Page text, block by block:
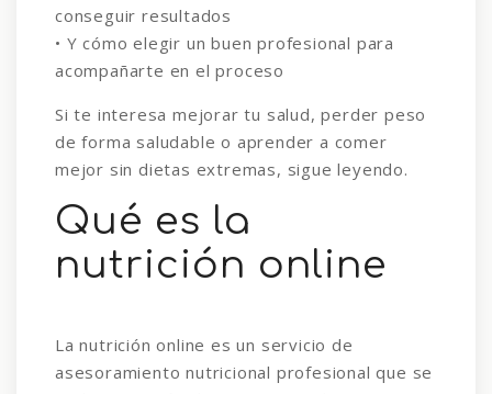
conseguir resultados
• Y cómo elegir un buen profesional para
acompañarte en el proceso
Si te interesa mejorar tu salud, perder peso
de forma saludable o aprender a comer
mejor sin dietas extremas, sigue leyendo.
Qué es la
nutrición online
La nutrición online es un servicio de
asesoramiento nutricional profesional que se